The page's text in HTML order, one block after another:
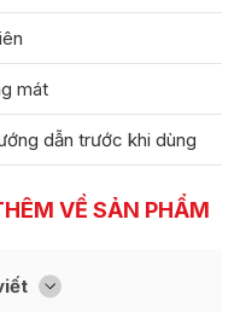
mát
dẫn trước khi dùng
VỀ SẢN PHẨM
[
Ẩn